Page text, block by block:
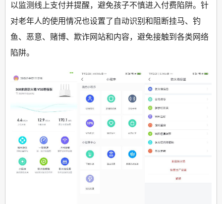
以监测线上支付并提醒，避免孩子不慎进入付费陷阱。针
对老年人的使用情况也设置了自动识别和阻断挂马、钓
鱼、恶意、赌博、欺诈网站和内容，避免接触到各类网络
陷阱。